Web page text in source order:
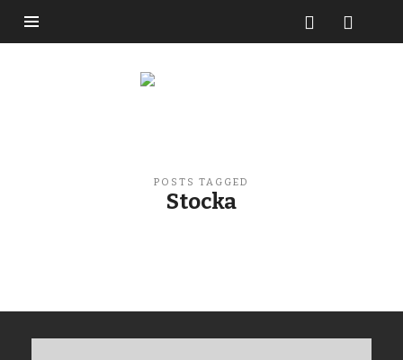
Buzzikuski
POSTS TAGGED
Stocka